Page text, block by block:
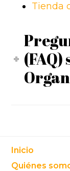
Tienda
Footer
Inicio
Quiénes